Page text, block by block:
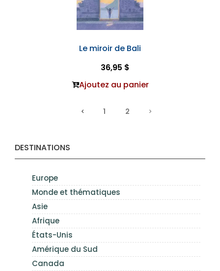
DESTINATIONS
Europe
Monde et thématiques
Asie
Afrique
États-Unis
Amérique du Sud
Canada
Le miroir de Bali
36,95 $
Ajoutez au panier
1 2